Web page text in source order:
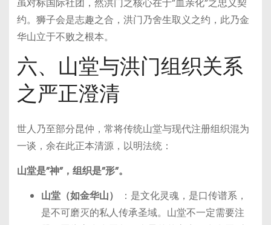
约。狮子会是志趣之合，洪门乃舍生取义之约，此乃金
华山立于不败之根本。
六、山堂与洪门组织关系
之严正澄清
世人乃至部分昆仲，常将传统山堂与现代注册组织混为
一谈，余在此正本清源，以明法统：
山堂是”神”，组织是”形”。
山堂（如金华山）
：是文化灵魂，是口传谱系，
是不可磨灭的私人传承圣域。山堂不一定需要注